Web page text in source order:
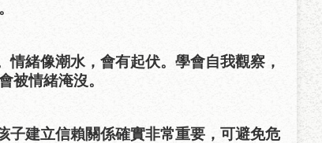
緒像潮水，會有起伏。學會自我觀察，
被情緒淹沒。
子建立信賴關係確實非常重要，可避免危